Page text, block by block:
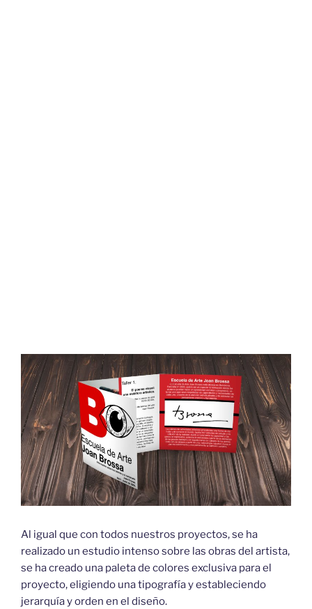
Al igual que con todos nuestros proyectos, se ha
realizado un estudio intenso sobre las obras del artista,
se ha creado una paleta de colores exclusiva para el
proyecto, eligiendo una tipografía y estableciendo
jerarquía y orden en el diseño.